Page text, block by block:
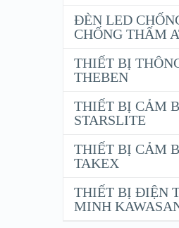
ĐÈN LED
CHỐNG THẤM
THIẾT BỊ
THEBEN
THIẾT BỊ CẢM
STARSLITE
THIẾT BỊ CẢM
TAKEX
THIẾT BỊ ĐIỆN
MINH